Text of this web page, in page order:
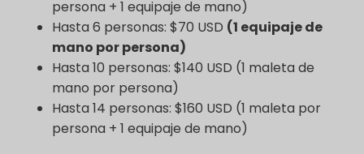
persona + 1 equipaje de mano)
Hasta 6 personas: $70 USD (1 equipaje de
mano por persona)
Hasta 10 personas: $140 USD (1 maleta de
mano por persona)
Hasta 14 personas: $160 USD (1 maleta por
persona + 1 equipaje de mano)